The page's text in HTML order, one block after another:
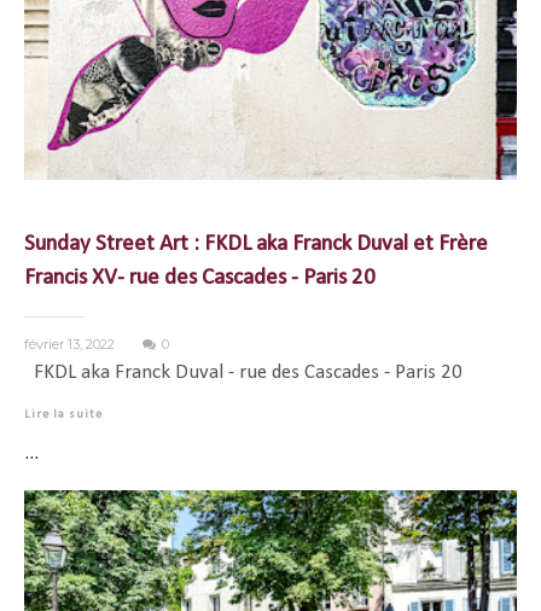
Sunday Street Art : FKDL aka Franck Duval et Frère
Francis XV- rue des Cascades - Paris 20
février 13, 2022 0
FKDL aka Franck Duval - rue des Cascades - Paris 20
Lire la suite
...